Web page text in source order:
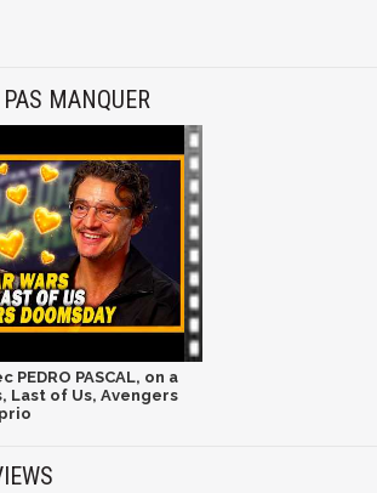
MANQUER
PASCAL, on a
Last of Us, Avengers